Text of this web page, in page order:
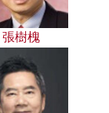
張樹槐